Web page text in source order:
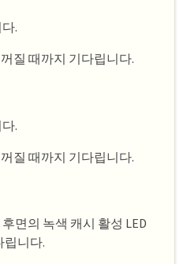
.
질 때까지 기다립니다.
.
질 때까지 기다립니다.
면의 녹색 캐시 활성 LED
립니다.